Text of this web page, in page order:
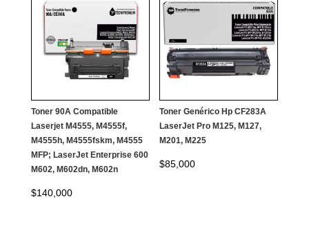
era:
$190,000.
es:
$180,000.
Toner 90A Compatible
Laserjet M4555, M4555f,
M4555h, M4555fskm, M4555
MFP; LaserJet Enterprise 600
M602, M602dn, M602n
$140,000
Toner Genérico Hp CF283A
LaserJet Pro M125, M127,
M201, M225
$85,000